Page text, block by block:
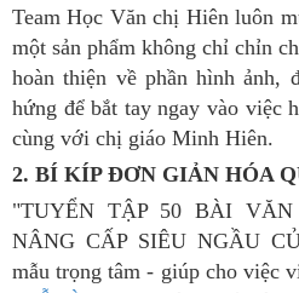
Team Học Văn chị Hiên luôn
một sản phẩm không chỉ chỉn
hoàn thiện về phần hình ảnh,
hứng để bắt tay ngay vào việc
cùng với chị giáo Minh Hiên.
2. BÍ KÍP ĐƠN GIẢN HÓA
"TUYỂN TẬP 50 BÀI
NÂNG CẤP SIÊU NGẦU
mẫu trọng tâm - giúp cho việc